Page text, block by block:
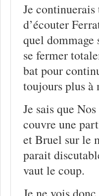
Je
d’écouter
quel dommage
se fermer
bat pour
toujours plus
Je sais que
couvre une
et Bruel sur le
parait
vaut le coup.